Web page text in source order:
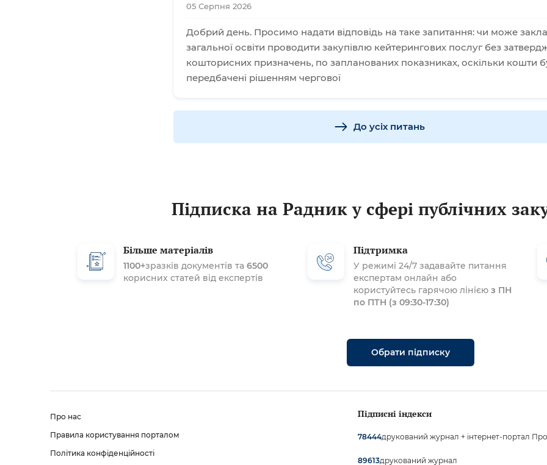
05 Серпня 2026
Добрий день. Просимо надати відповідь на таке запитання: чи може
загальної освіти проводити закупівлю кейтерингових послуг без
кошторисних призначень, по запланованих показниках, оскільки кошти
передбачені рішенням чергової
До усіх питань
Підписка на Радник у сфері публічних
Більше матеріалів
1100+зразків документів та 6500
корисних статей від експертів
Підтримка
У режимі 24/7 задавайте питання
експертам онлайн або
користуйтесь гарячою лінією з ПН
по ПТН (з 09:30-17:30)
Обрати підписку
Про нас
Правила користування порталом
Політика конфіденційності
Підписні індекси
78444друкований журнал + інтернет-портал
89613друкований журнал